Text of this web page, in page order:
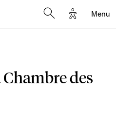
Options
Menu
des